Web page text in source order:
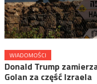
WIADOMOŚCI
Donald Trump
Golan za część Izraela